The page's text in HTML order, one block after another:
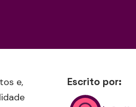
e,
Escrito por: